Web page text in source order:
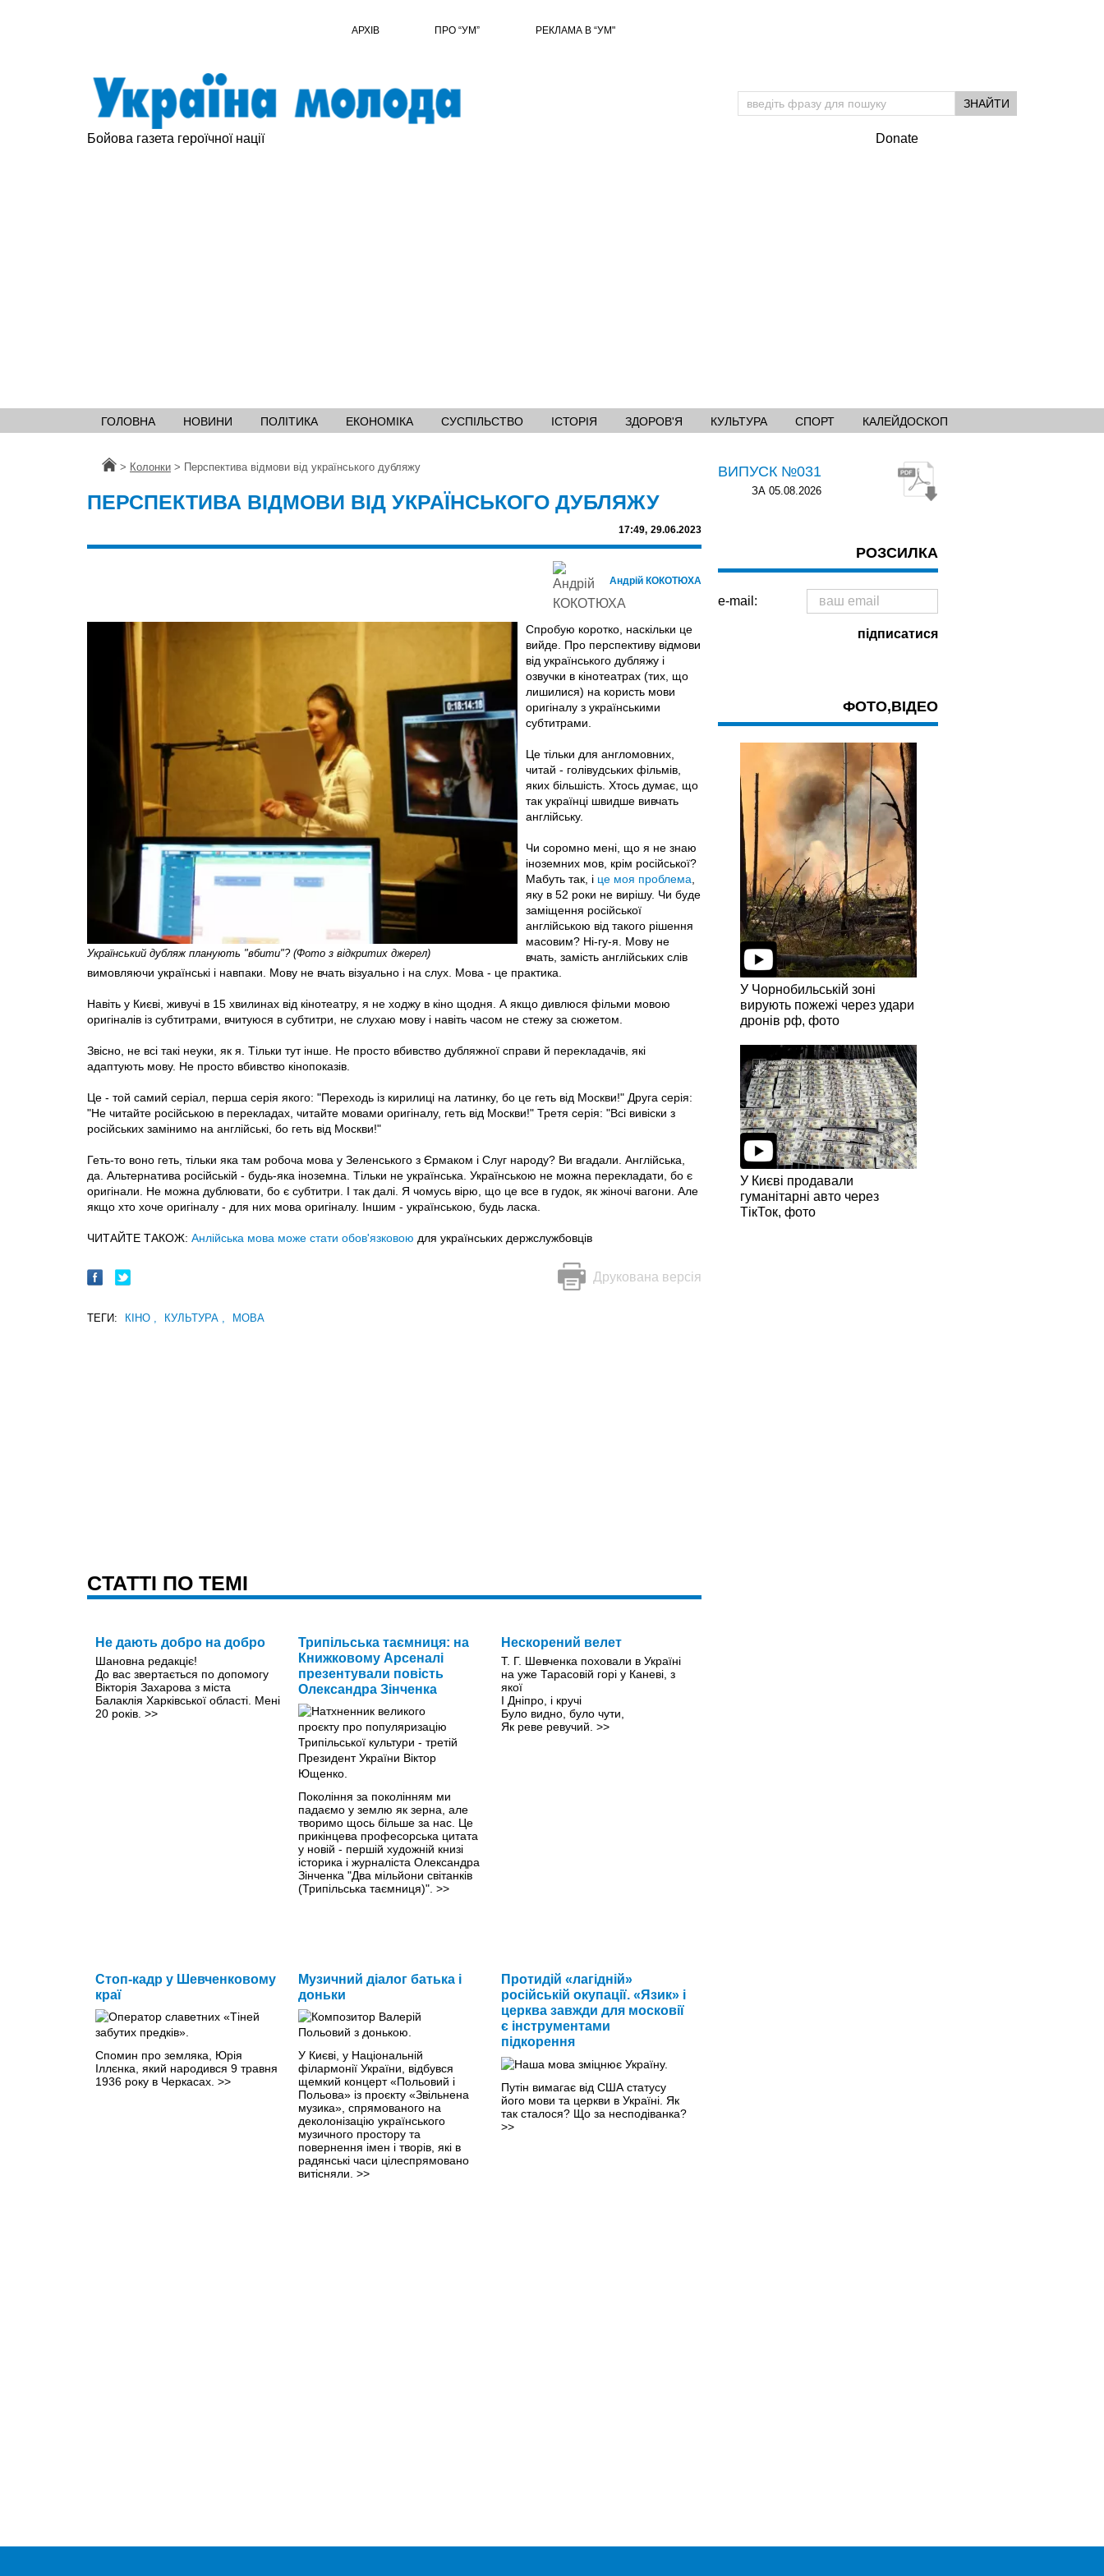
АРХІВ ПРО “УМ” РЕКЛАМА В “УМ"
Бойова газета героїчної нації Donate
ГОЛОВНА НОВИНИ ПОЛІТИКА ЕКОНОМІКА СУСПІЛЬСТВО ІСТОРІЯ ЗДОРОВ'Я КУЛЬТУРА СПОРТ КАЛЕЙДОСКОП
Головна
> Колонки > Перспектива відмови від українського дубляжу
ПЕРСПЕКТИВА ВІДМОВИ ВІД УКРАЇНСЬКОГО ДУБЛЯЖУ
17:49, 29.06.2023
Андрій КОКОТЮХА
Український дубляж планують "вбити"? (Фото з відкритих джерел)
Спробую коротко, наскільки це
вийде. Про перспективу відмови
від українського дубляжу і
озвучки в кінотеатрах (тих, що
лишилися) на користь мови
оригіналу з українськими
субтитрами.
Це тільки для англомовних,
читай - голівудських фільмів,
яких більшість. Хтось думає, що
так українці швидше вивчать
англійську.
Чи соромно мені, що я не знаю
іноземних мов, крім російської?
Мабуть так, і це моя проблема
яку в 52 роки не вирішу. Чи буде
заміщення російської
англійською від такого рішення
масовим? Ні-гу-я. Мову не
вчать, замість англійських слів
вимовляючи українські і навпаки. Мову не вчать візуально і на слух. Мова - це практика.
Навіть у Києві, живучі в 15 хвилинах від кінотеатру, я не ходжу в кіно щодня. А якщо дивлюся фільми мовою
оригіналів із субтитрами, вчитуюся в субтитри, не слухаю мову і навіть часом не стежу за сюжетом.
Звісно, не всі такі неуки, як я. Тільки тут інше. Не просто вбивство дубляжної справи й перекладачів, які
адаптують мову. Не просто вбивство кінопоказів.
Це - той самий серіал, перша серія якого: "Переходь із кирилиці на латинку, бо це геть від Москви!" Друга серія:
"Не читайте російською в перекладах, читайте мовами оригіналу, геть від Москви!" Третя серія: "Всі вивіски з
російських замінимо на англійські, бо геть від Москви!"
Геть-то воно геть, тільки яка там робоча мова у Зеленського з Єрмаком і Слуг народу? Ви вгадали. Англійська,
да. Альтернатива російській - будь-яка іноземна. Тільки не українська. Українською не можна перекладати, бо є
оригінали. Не можна дублювати, бо є субтитри. І так далі. Я чомусь вірю, що це все в гудок, як жіночі вагони. Але
якщо хто хоче оригіналу - для них мова оригіналу. Іншим - українською, будь ласка.
ЧИТАЙТЕ ТАКОЖ: Анлійська мова може стати обов'язковою для українських держслужбовців
Друкована версія
ТЕГИ: КІНО КУЛЬТУРА МОВА
CТАТТІ ПО ТЕМІ
Не дають добро на добро
Шановна редакціє!
До вас звертається по допомогу
Вікторія Захарова з міста
Балаклія Харківської області. Мені
20 років. >>
Трипільська таємниця: на
Книжковому Арсеналі
презентували повість
Олександра Зінченка
Покоління за поколінням ми
падаємо у землю як зерна, але
творимо щось більше за нас. Це
прикінцева професорська цитата
у новій - першій художній книзі
історика і журналіста Олександра
Зінченка "Два мільйони світанків
(Трипільська таємниця)". >>
Нескорений велет
Т. Г. Шевченка поховали в Україні
на уже Тарасовій горі у Каневі, з
якої
І Дніпро, і кручі
Було видно, було чути,
Як реве ревучий. >>
Стоп-кадр у Шевченковому
краї
Спомин про земляка, Юрія
Іллєнка, який народився 9 травня
1936 року в Черкасах. >>
Музичний діалог батька і
доньки
У Києві, у Національній
філармонії України, відбувся
щемкий концерт «Польовий і
Польова» із проєкту «Звільнена
музика», спрямованого на
деколонізацію українського
музичного простору та
повернення імен і творів, які в
радянські часи цілеспрямовано
витісняли. >>
Протидій «лагідній»
російській окупації. «Язик» і
церква завжди для московії
є інструментами
підкорення
Путін вимагає від США статусу
його мови та церкви в Україні. Як
так сталося? Що за несподіванка?
>>
ВИПУСК №031
ЗА 05.08.2026
РОЗСИЛКА
e-mail:
ФОТО,ВІДЕО
У Чорнобильській зоні
вирують пожежі через удари
дронів рф, фото
У Києві продавали
гуманітарні авто через
ТікТок, фото